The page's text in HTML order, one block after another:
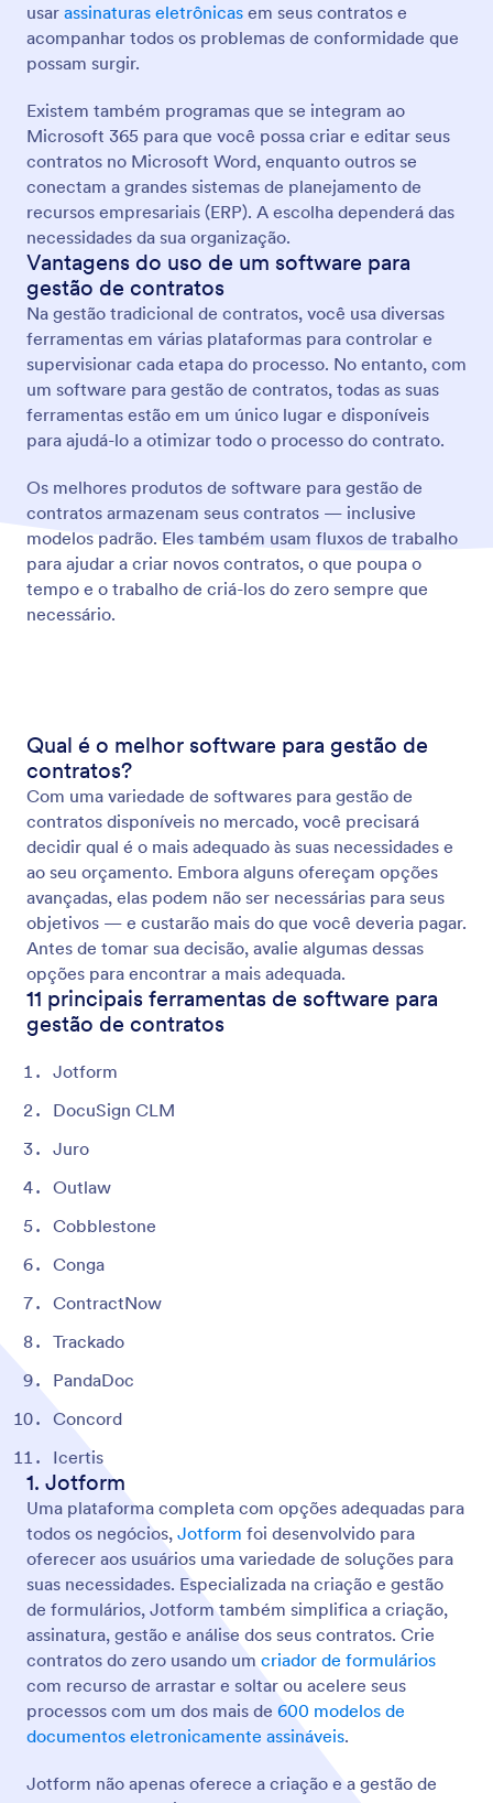
usar assinaturas eletrônicas em seus contratos e
acompanhar todos os problemas de conformidade que
possam surgir.
Existem também programas que se integram ao
Microsoft 365 para que você possa criar e editar seus
contratos no Microsoft Word, enquanto outros se
conectam a grandes sistemas de planejamento de
recursos empresariais (ERP). A escolha dependerá das
necessidades da sua organização.
Vantagens do uso de um software para
gestão de contratos
Na gestão tradicional de contratos, você usa diversas
ferramentas em várias plataformas para controlar e
supervisionar cada etapa do processo. No entanto, com
um software para gestão de contratos, todas as suas
ferramentas estão em um único lugar e disponíveis
para ajudá-lo a otimizar todo o processo do contrato.
Os melhores produtos de software para gestão de
contratos armazenam seus contratos — inclusive
modelos padrão. Eles também usam fluxos de trabalho
para ajudar a criar novos contratos, o que poupa o
tempo e o trabalho de criá-los do zero sempre que
necessário.
Qual é o melhor software para gestão de
contratos?
Com uma variedade de softwares para gestão de
contratos disponíveis no mercado, você precisará
decidir qual é o mais adequado às suas necessidades e
ao seu orçamento. Embora alguns ofereçam opções
avançadas, elas podem não ser necessárias para seus
objetivos — e custarão mais do que você deveria pagar.
Antes de tomar sua decisão, avalie algumas dessas
opções para encontrar a mais adequada.
11 principais ferramentas de software para
gestão de contratos
Jotform
DocuSign CLM
Juro
Outlaw
Cobblestone
Conga
ContractNow
Trackado
PandaDoc
Concord
Icertis
1. Jotform
Uma plataforma completa com opções adequadas para
todos os negócios, Jotform foi desenvolvido para
oferecer aos usuários uma variedade de soluções para
suas necessidades. Especializada na criação e gestão
de formulários, Jotform também simplifica a criação,
assinatura, gestão e análise dos seus contratos. Crie
contratos do zero usando um criador de formulários
com recurso de arrastar e soltar ou acelere seus
processos com um dos mais de 600 modelos de
documentos eletronicamente assináveis.
Jotform não apenas oferece a criação e a gestão de